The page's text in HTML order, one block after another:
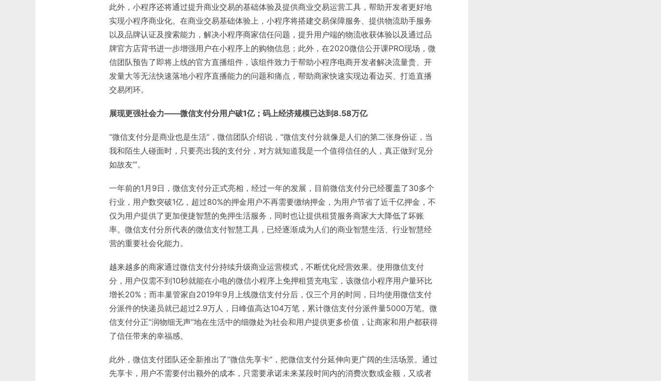
此外，小程序还将通过提升商业交易的基础体验及提供商业交易运营工具，帮助开发者更好地
实现小程序商业化。在商业交易基础体验上，小程序将搭建交易保障服务、提供物流助手服务
以及品牌认证及搜索能力，解决小程序商家信任问题，提升用户端的物流收获体验以及通过品
牌官方店背书进一步增强用户在小程序上的购物信息；此外，在2020微信公开课PRO现场，微
信团队预告了即将上线的官方直播组件，该组件致力于帮助小程序电商开发者解决流量贵、开
发量大等无法快速落地小程序直播能力的问题和痛点，帮助商家快速实现边看边买、打造直播
交易闭环。
展现更强社会力——微信支付分用户破1亿；码上经济规模已达到8.58万亿
“微信支付分是商业也是生活”，微信团队介绍说，“微信支付分就像是人们的第二张身份证，当
我和陌生人碰面时，只要亮出我的支付分，对方就知道我是一个值得信任的人，真正做到‘见分
如故友’”。
一年前的1月9日，微信支付分正式亮相，经过一年的发展，目前微信支付分已经覆盖了30多个
行业，用户数突破1亿，超过80%的押金用户不再需要缴纳押金，为用户节省了近千亿押金，不
仅为用户提供了更加便捷智慧的免押生活服务，同时也让提供租赁服务商家大大降低了坏账
率。微信支付分所代表的微信支付智慧工具，已经逐渐成为人们的商业智慧生活、行业智慧经
营的重要社会化能力。
越来越多的商家通过微信支付分持续升级商业运营模式，不断优化经营效果。使用微信支付
分，用户仅需不到10秒就能在小电的微信小程序上免押租赁充电宝，该微信小程序用户量环比
增长20%；而丰巢管家自2019年9月上线微信支付分后，仅三个月的时间，日均使用微信支付
分派件的快递员就已超过2.9万人，日峰值高达104万笔，累计微信支付分派件量5000万笔。微
信支付分正“润物细无声”地在生活中的细微处为社会和用户提供更多价值，让商家和用户都获得
了信任带来的幸福感。
此外，微信支付团队还全新推出了“微信先享卡”，把微信支付分延伸向更广阔的生活场景。通过
先享卡，用户不需要付出额外的成本，只需要承诺未来某段时间内的消费次数或金额，又或者